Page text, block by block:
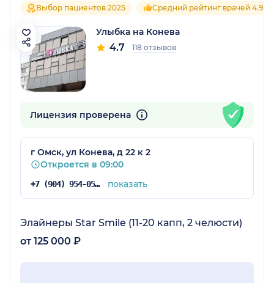
Выбор пациентов 2025 Средний рейтинг врачей 4.9
Улыбка на Конева
4.7 118 отзывов
Лицензия проверена
г Омск, ул Конева, д 22 к 2
Откроется в 09:00
+7 (904) 954-05-70 показать
Элайнеры Star Smile (11-20 капп, 2 челюсти)
от 125 000 ₽